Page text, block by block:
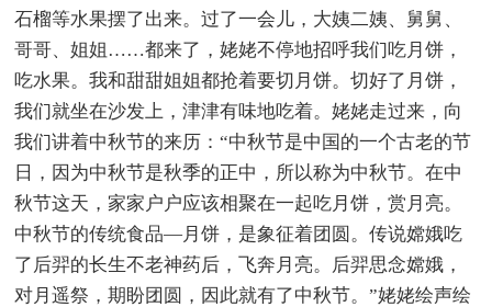
石榴等水果摆了出来。过了一会儿，大姨二姨、舅舅、
哥哥、姐姐……都来了，姥姥不停地招呼我们吃月饼，
吃水果。我和甜甜姐姐都抢着要切月饼。切好了月饼，
我们就坐在沙发上，津津有味地吃着。姥姥走过来，向
我们讲着中秋节的来历：“中秋节是中国的一个古老的节
日，因为中秋节是秋季的正中，所以称为中秋节。在中
秋节这天，家家户户应该相聚在一起吃月饼，赏月亮。
中秋节的传统食品—月饼，是象征着团圆。传说嫦娥吃
了后羿的长生不老神药后，飞奔月亮。后羿思念嫦娥，
对月遥祭，期盼团圆，因此就有了中秋节。”姥姥绘声绘